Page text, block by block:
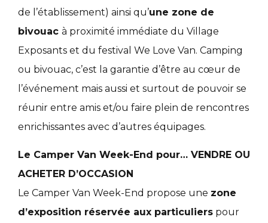
de l’établissement) ainsi qu’une zone de
bivouac à proximité immédiate du Village
Exposants et du festival We Love Van. Camping
ou bivouac, c’est la garantie d’être au cœur de
l’événement mais aussi et surtout de pouvoir se
réunir entre amis et/ou faire plein de rencontres
enrichissantes avec d’autres équipages.
Le Camper Van Week-End pour… VENDRE OU
ACHETER D’OCCASION
Le Camper Van Week-End propose une zone
d’exposition réservée aux particuliers pour